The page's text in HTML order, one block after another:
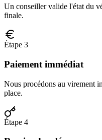
Un conseiller valide l'état du
finale.
Étape 3
Paiement immédiat
Nous procédons au virement
place.
Étape 4